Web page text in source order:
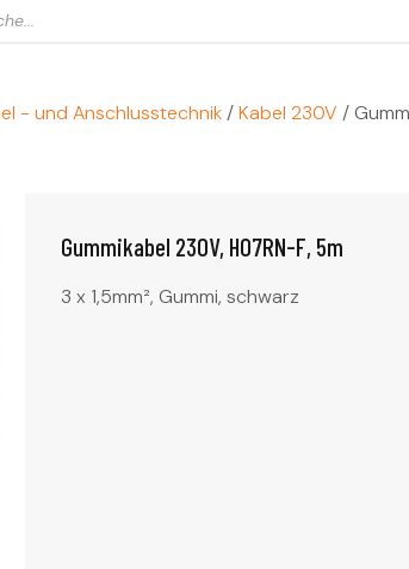
- und Anschlusstechnik /Kabel 230V /
Gummikabel 230V, H07RN-F, 5m
3 x 1,5mm², Gummi, schwarz